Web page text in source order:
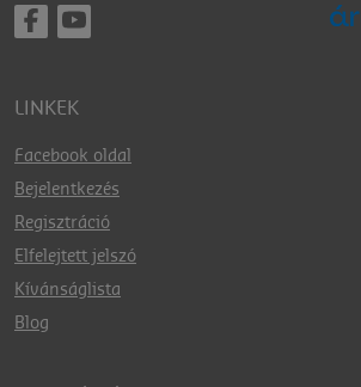
LINKEK
Facebook oldal
Bejelentkezés
Regisztráció
Elfelejtett jelszó
Kívánságlista
Blog